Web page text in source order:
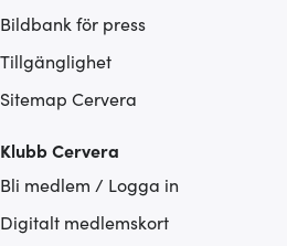
Bildbank för press
Tillgänglighet
Sitemap Cervera
Klubb Cervera
Bli medlem / Logga in
Digitalt medlemskort